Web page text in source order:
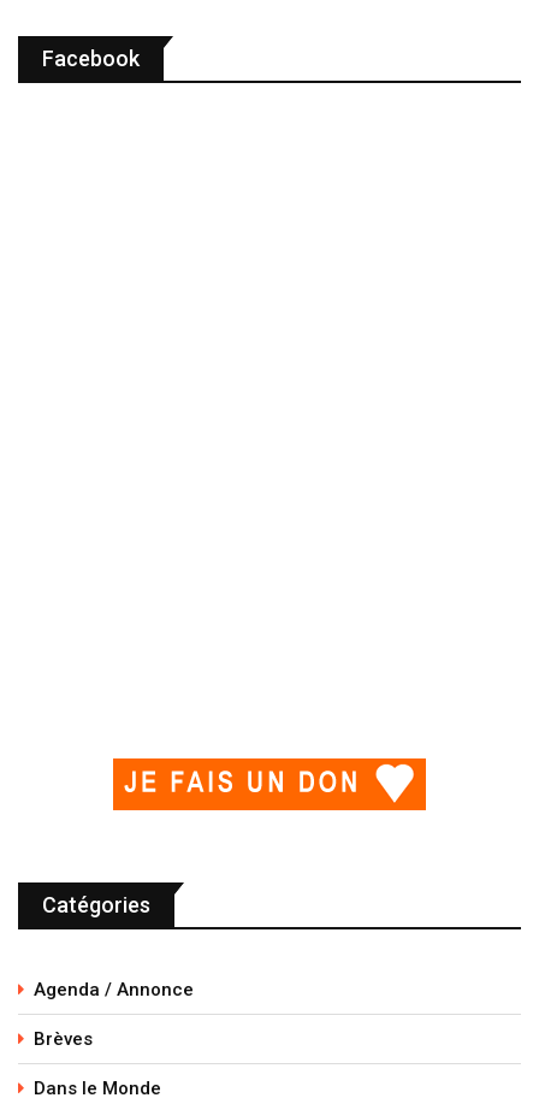
Facebook
Catégories
Agenda / Annonce
Brèves
Dans le Monde